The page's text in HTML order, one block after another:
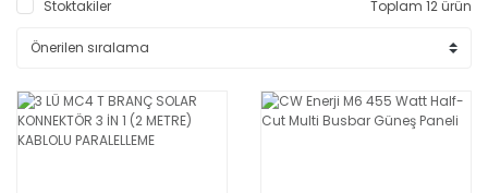
Stoktakiler Toplam 12 ürün